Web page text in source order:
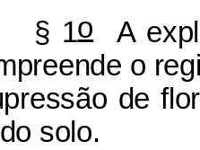
oA
o
de
solo.